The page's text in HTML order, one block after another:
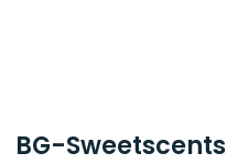
BG-Sweetscents